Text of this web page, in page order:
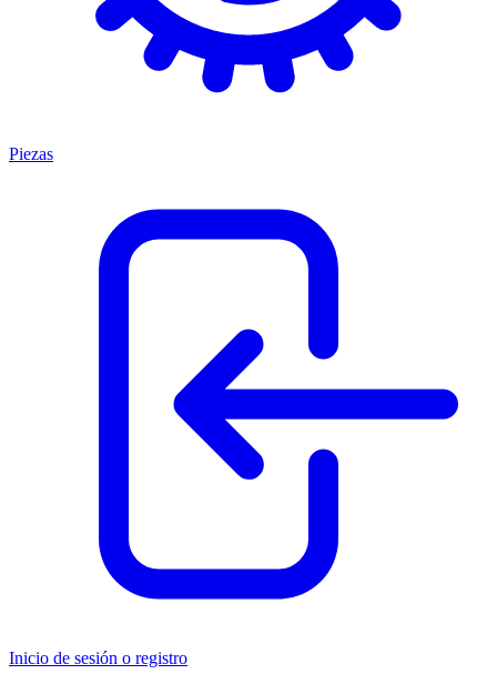
Piezas
Inicio de sesión o registro